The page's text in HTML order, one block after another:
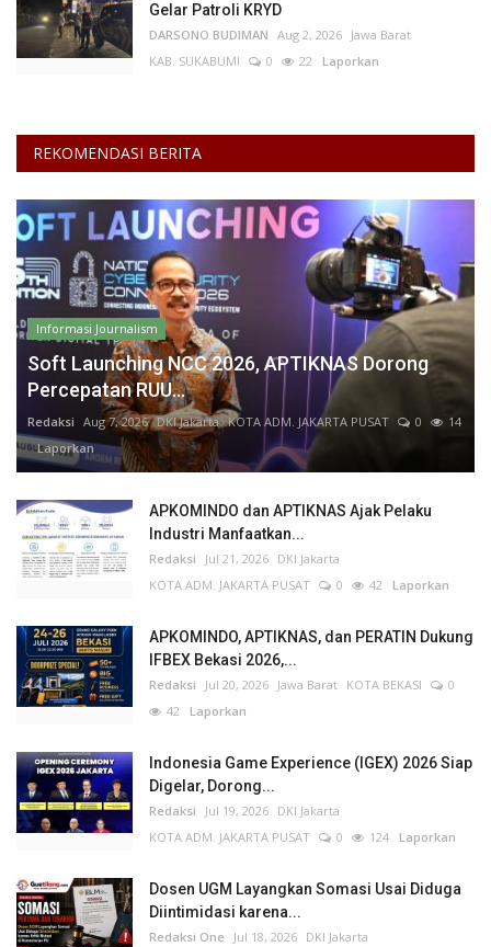
Gelar Patroli KRYD
DARSONO BUDIMAN Aug 2, 2026 Jawa Barat
KAB. SUKABUMI
0 22 Laporkan
REKOMENDASI BERITA
Informasi Journalism
Soft Launching NCC 2026, APTIKNAS Dorong
Percepatan RUU...
Redaksi Aug 7, 2026 DKI Jakarta KOTA ADM. JAKARTA PUSAT 0
14
Laporkan
APKOMINDO dan APTIKNAS Ajak Pelaku
Industri Manfaatkan...
Redaksi Jul 21, 2026 DKI Jakarta
KOTA ADM. JAKARTA PUSAT
0 42 Laporkan
APKOMINDO, APTIKNAS, dan PERATIN Dukung
IFBEX Bekasi 2026,...
Redaksi Jul 20, 2026 Jawa Barat KOTA BEKASI
0
42 Laporkan
Indonesia Game Experience (IGEX) 2026 Siap
Digelar, Dorong...
Redaksi Jul 19, 2026 DKI Jakarta
KOTA ADM. JAKARTA PUSAT
0 124 Laporkan
Dosen UGM Layangkan Somasi Usai Diduga
Diintimidasi karena...
Redaksi One Jul 18, 2026 DKI Jakarta